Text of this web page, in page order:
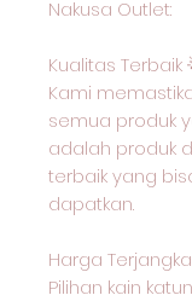
Nakusa Outlet:
Kualitas Terbaik
Kami
semua produk
adalah produk
terbaik yang
dapatkan.
Harga
Pilihan kain